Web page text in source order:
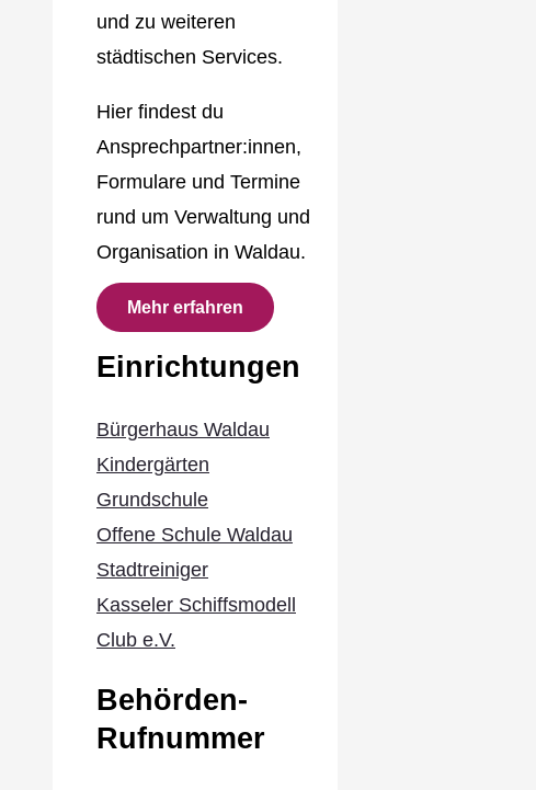
und zu weiteren
städtischen Services.
Hier findest du
Ansprechpartner:innen,
Formulare und Termine
rund um Verwaltung und
Organisation in Waldau.
Mehr erfahren
Einrichtungen
Bürgerhaus Waldau
Kindergärten
Grundschule
Offene Schule Waldau
Stadtreiniger
Kasseler Schiffsmodell
Club e.V.
Behörden-
Rufnummer